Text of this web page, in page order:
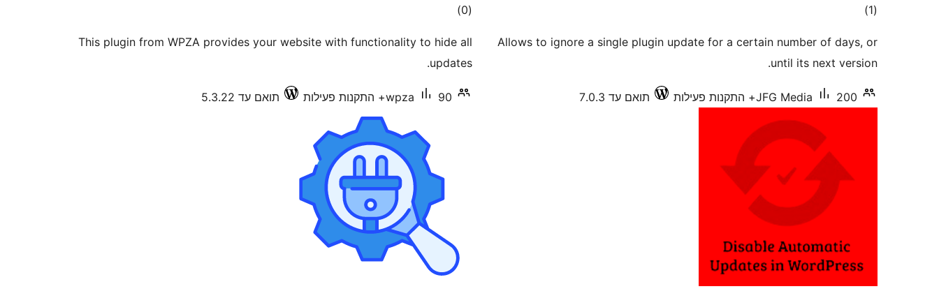
(1 דרוגים)
Allows to ignore a single plugin update for a certain number of days, or
until its next version.
JFG Media 200+ התקנות פעילות תואם עד 7.0.3
(0 דרוגים)
This plugin from WPZA provides your website with functionality to hide all
updates.
wpza 90+ התקנות פעילות תואם עד 5.3.22